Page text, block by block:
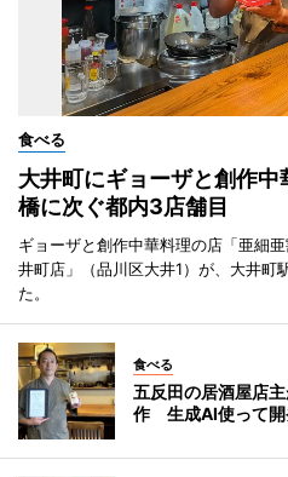
食べる
大井町にギョーザと創作
橋に次ぐ都内3店舗目
ギョーザと創作中華料理の店「亜細
井町店」（品川区大井1）が、大井町
た。
食べる
五反田の居酒屋店
作 生成AI使って開